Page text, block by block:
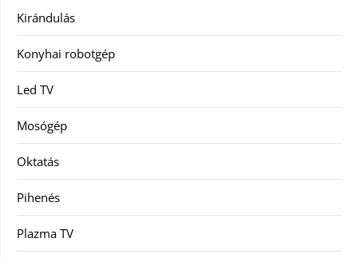
Kirándulás
Konyhai robotgép
Led TV
Mosógép
Oktatás
Pihenés
Plazma TV